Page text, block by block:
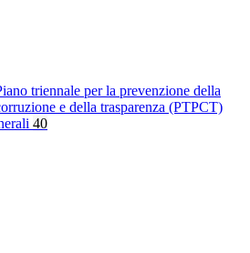
triennale per la prevenzione della
e della trasparenza (PTPCT)
40